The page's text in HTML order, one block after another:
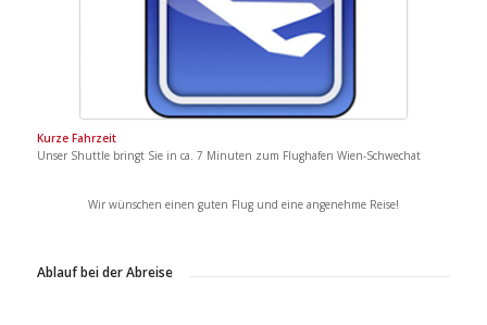
Kurze Fahrzeit
Unser Shuttle bringt Sie in ca. 7 Minuten zum Flughafen Wien-Schwechat
Wir wünschen einen guten Flug und eine angenehme Reise!
Ablauf bei der Abreise